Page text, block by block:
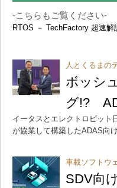
-こちらもご覧ください-
RTOS － TechFactory 超速解
人とくるまの
ボッシ
グ!?
イータスとエレクトロビット
が協業して構築したADAS向
車載ソフトウ
SDV向